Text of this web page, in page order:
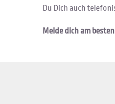
Du Dich auch
Melde dich am